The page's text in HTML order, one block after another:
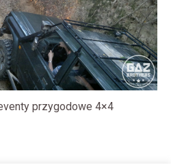
przygodowe 4×4